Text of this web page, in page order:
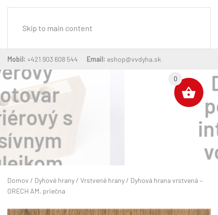
Skip to main content
Mobil: +421 903 608 544 Email: eshop@vvdyha.sk
Dverový
interiérový
Domov / Dyhové hrany / Vrstvené hrany / Dyhová hrana vrstvená –
ORECH AM. priečna
0